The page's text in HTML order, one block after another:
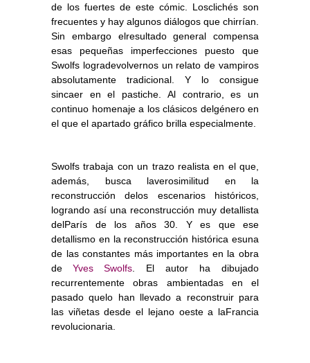
de los fuertes de este cómic. Losclichés son
frecuentes y hay algunos diálogos que chirrían.
Sin embargo elresultado general compensa
esas pequeñas imperfecciones puesto que
Swolfs logradevolvernos un relato de vampiros
absolutamente tradicional. Y lo consigue
sincaer en el pastiche. Al contrario, es un
continuo homenaje a los clásicos delgénero en
el que el apartado gráfico brilla especialmente.
Swolfs trabaja con un trazo realista en el que,
además, busca laverosimilitud en la
reconstrucción delos escenarios históricos,
logrando así una reconstrucción muy detallista
delParís de los años 30. Y es que ese
detallismo en la reconstrucción histórica esuna
de las constantes más importantes en la obra
de Yves Swolfs . El autor ha dibujado
recurrentemente obras ambientadas en el
pasado quelo han llevado a reconstruir para
las viñetas desde el lejano oeste a laFrancia
revolucionaria.